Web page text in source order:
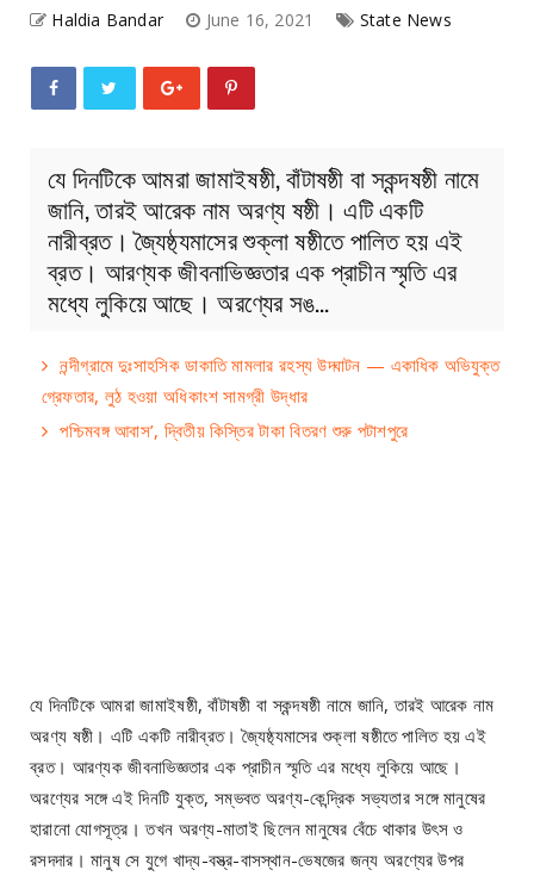
Haldia Bandar June 16, 2021 State News
যে দিনটিকে আমরা জামাইষষ্ঠী, বাঁটাষষ্ঠী বা স্কন্দষষ্ঠী নামে
জানি, তারই আরেক নাম অরণ্য ষষ্ঠী। এটি একটি
নারীব্রত। জ্যৈষ্ঠ্যমাসের শুক্লা ষষ্ঠীতে পালিত হয় এই
ব্রত। আরণ্যক জীবনাভিজ্ঞতার এক প্রাচীন স্মৃতি এর
মধ্যে লুকিয়ে আছে। অরণ্যের সঙ…
নন্দীগ্রামে দুঃসাহসিক ডাকাতি মামলার রহস্য উদ্ঘাটন — একাধিক অভিযুক্ত
গ্রেফতার, লুঠ হওয়া অধিকাংশ সামগ্রী উদ্ধার
পশ্চিমবঙ্গ আবাস’, দ্বিতীয় কিস্তির টাকা বিতরণ শুরু পটাশপুরে
যে দিনটিকে আমরা জামাইষষ্ঠী, বাঁটাষষ্ঠী বা স্কন্দষষ্ঠী নামে জানি, তারই আরেক নাম
অরণ্য ষষ্ঠী। এটি একটি নারীব্রত। জ্যৈষ্ঠ্যমাসের শুক্লা ষষ্ঠীতে পালিত হয় এই
ব্রত। আরণ্যক জীবনাভিজ্ঞতার এক প্রাচীন স্মৃতি এর মধ্যে লুকিয়ে আছে।
অরণ্যের সঙ্গে এই দিনটি যুক্ত, সম্ভবত অরণ্য-কেন্দ্রিক সভ্যতার সঙ্গে মানুষের
হারানো যোগসূত্র। তখন অরণ্য-মাতাই ছিলেন মানুষের বেঁচে থাকার উৎস ও
রসদদার। মানুষ সে যুগে খাদ্য-বস্ত্র-বাসস্থান-ভেষজের জন্য অরণ্যের উপর